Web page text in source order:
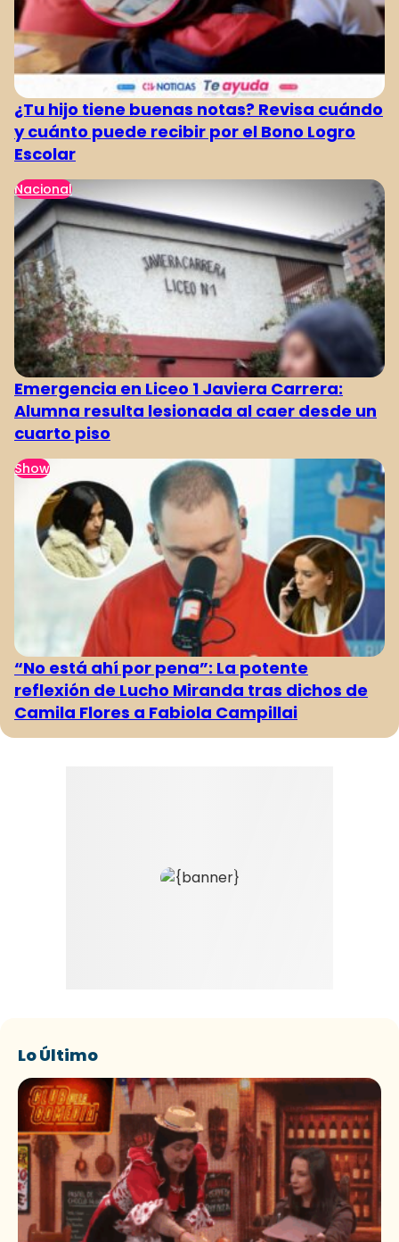
¿Tu hijo tiene buenas notas? Revisa cuándo
y cuánto puede recibir por el Bono Logro
Escolar
Nacional
Emergencia en Liceo 1 Javiera Carrera:
Alumna resulta lesionada al caer desde un
cuarto piso
Show
“No está ahí por pena”: La potente
reflexión de Lucho Miranda tras dichos de
Camila Flores a Fabiola Campillai
Lo Último